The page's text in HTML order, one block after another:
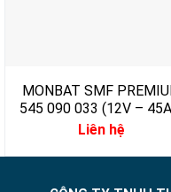
MONBAT SMF
545 090 033 (12V –
Liên hệ